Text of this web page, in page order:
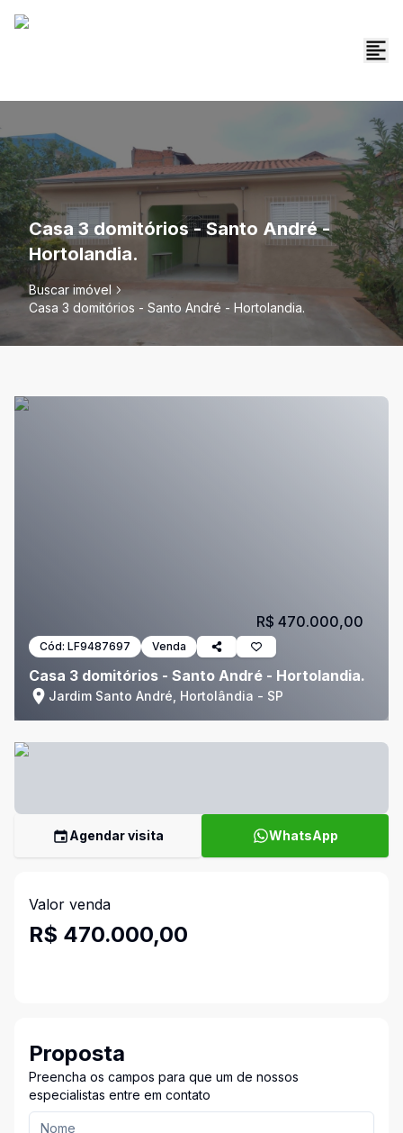
Casa 3 domitórios - Santo André -
Hortolandia.
Buscar imóvel
Casa 3 domitórios - Santo André - Hortolandia.
Cód: LF9487697 Venda
Casa 3 domitórios - Santo André - Hortolandia.
Jardim Santo André, Hortolândia - SP
R$ 470.000,00
Agendar visita WhatsApp
Valor venda
R$ 470.000,00
Proposta
Preencha os campos para que um de nossos
especialistas entre em contato